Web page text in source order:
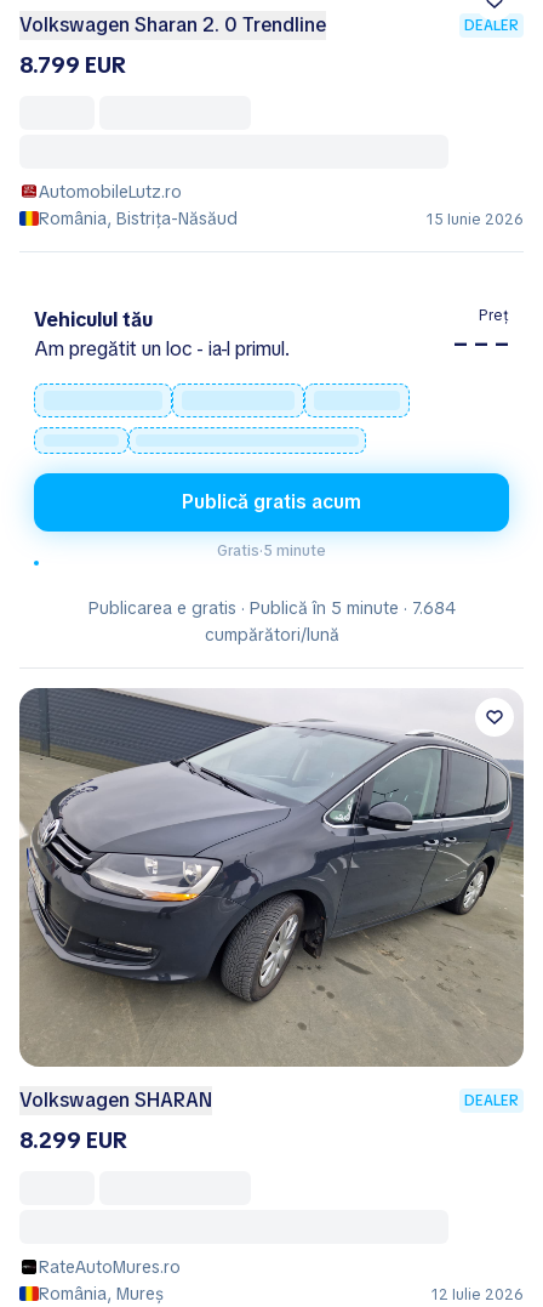
Volkswagen Sharan 2. 0 Trendline DEALER
8.799 EUR
AutomobileLutz.ro
România, Bistrița-Năsăud
15 Iunie 2026
Vehiculul tău
Am pregătit un loc - ia-l primul.
Preț
– – –
Publică gratis acum
Gratis·5 minute
Publicarea e gratis · Publică în 5 minute · 7.684
cumpărători/lună
Volkswagen SHARAN DEALER
8.299 EUR
RateAutoMures.ro
România, Mureș
12 Iulie 2026